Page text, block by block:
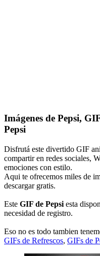
Imágenes de Pepsi,
Pepsi
Disfrutá este divertido GIF
compartir en redes sociales,
emociones con estilo.
Aqui te ofrecemos miles de
descargar gratis.
Este GIF de Pepsi esta
necesidad de registro.
Eso no es todo tambien
GIFs de Refrescos, GIFs de